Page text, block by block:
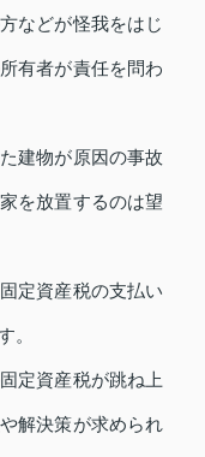
などが怪我をはじ
有者が責任を問わ
建物が原因の事故
を放置するのは望
定資産税の支払い
。
定資産税が跳ね上
解決策が求められ